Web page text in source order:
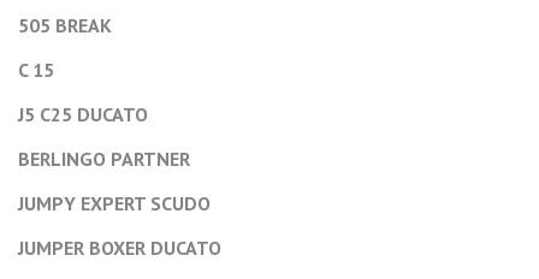
505 BREAK
C 15
J5 C25 DUCATO
BERLINGO PARTNER
JUMPY EXPERT SCUDO
JUMPER BOXER DUCATO